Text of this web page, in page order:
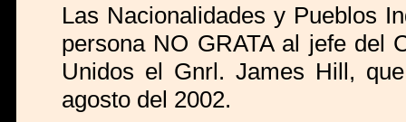
Las Nacionalidades y Pueblos
persona NO GRATA al jefe del
Unidos el Gnrl. James Hill,
agosto del 2002.